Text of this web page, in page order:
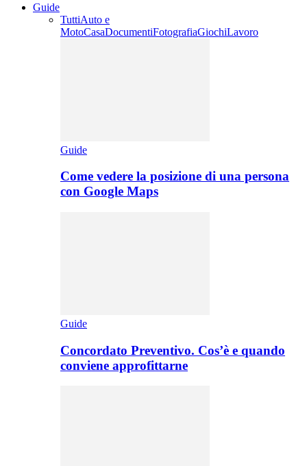
Guide
TuttiAuto e
MotoCasaDocumentiFotografiaGiochiLavoro
Guide
Come vedere la posizione di una persona
con Google Maps
Guide
Concordato Preventivo. Cos’è e quando
conviene approfittarne